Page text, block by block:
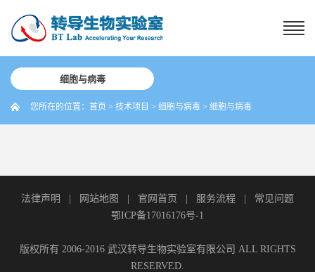
细胞与病毒
您所在的位置： 首页 > 技术项目 > 细胞与病毒 > 细胞与病毒
法律声明 网站地图 官网首页 服务流程
常见问题
鄂ICP备17016176号-1
版权所有 2006-2016 武汉转导生物实验室有限公司 ALL RIGHTS
RESERVED.